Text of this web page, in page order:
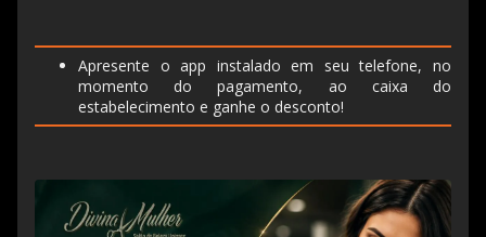
Apresente o app instalado em seu telefone, no
momento do pagamento, ao caixa do
estabelecimento e ganhe o desconto!